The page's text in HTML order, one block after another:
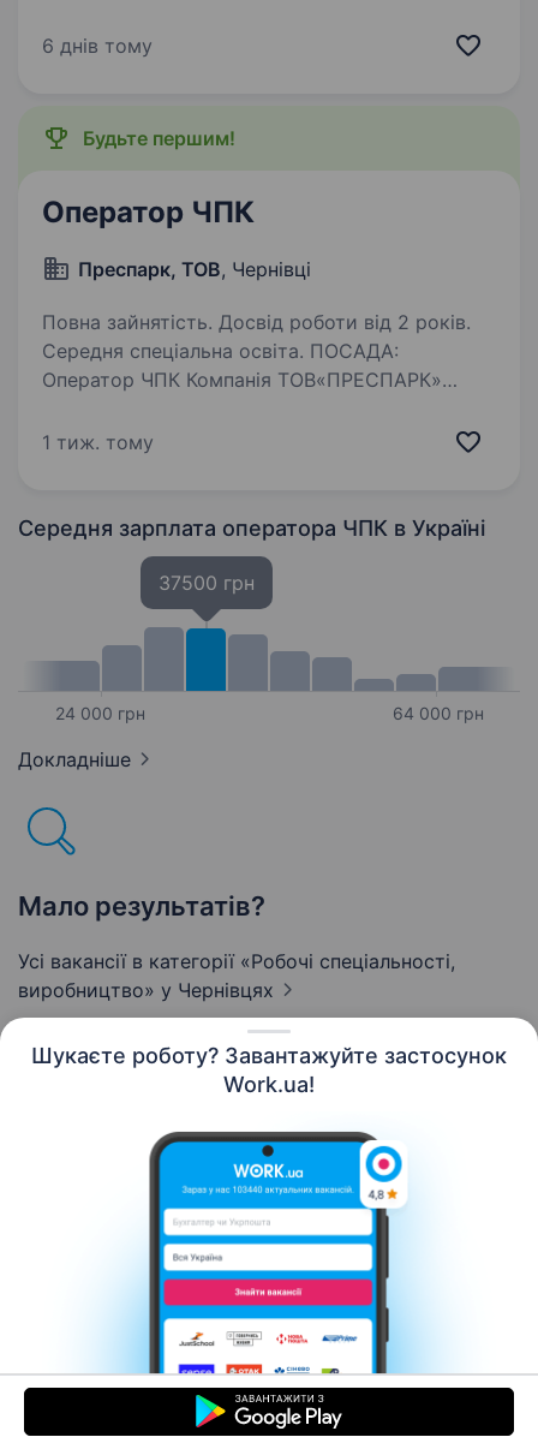
Шукаєте роботу? Завантажуйте застосунок
Work.ua!
Обов’язки: робота на верстатах листогиба
6 днів тому
Будьте першим!
Оператор ЧПК
Преспарк, ТОВ, Чернівці
Повна зайнятість. Досвід роботи від 2 років.
Середня спеціальна освіта. ПОСАДА:
Оператор ЧПК Компанія ТОВ«ПРЕСПАРК»
працівника на посаду Оператор ЧПК.
технічному обслуговуванні…
1 тиж. тому
Середня зарплата оператора ЧПК в Україні
24 000 грн
37500 грн
64 000 грн
Докладніше
Мало результатів?
Усі вакансії в категорії «Робочі спеціальності,
виробництво» у Чернівцях
Контакти Про нас
Кар’єра
Допомога Умови використання